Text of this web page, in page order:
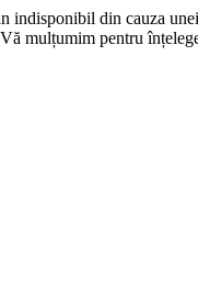
indisponibil din cauza
mulțumim pentru